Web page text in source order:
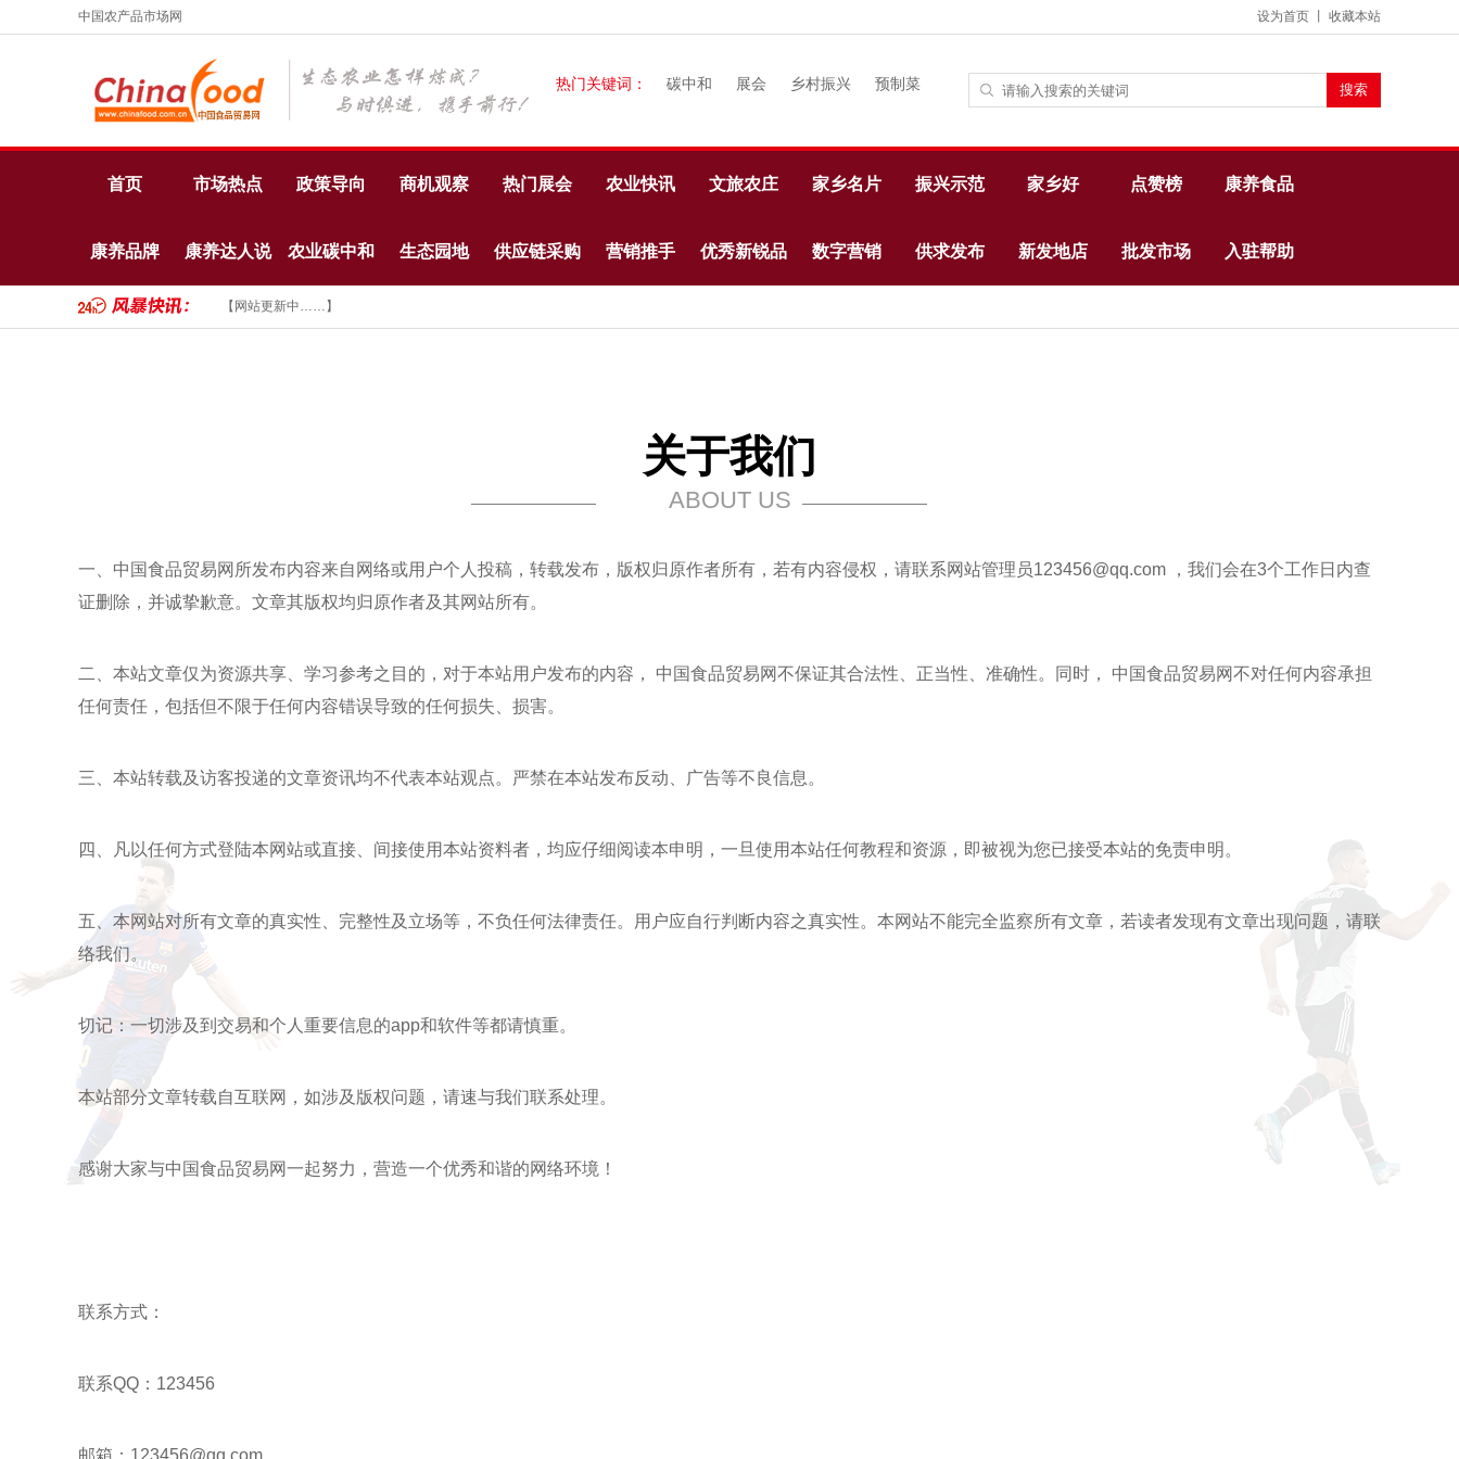
中国农产品市场网 设为首页 收藏本站
热门关键词： 碳中和 展会 乡村振兴 预制菜
首页 市场热点 政策导向 商机观察 热门展会 农业快讯 文旅农庄 家乡名片 振兴示范 家乡好 点赞榜 康养食品
康养品牌 康养达人说 农业碳中和 生态园地 供应链采购 营销推手 优秀新锐品 数字营销 供求发布 新发地店 批发市场 入驻帮助
【网站更新中……】
关于我们
ABOUT US
一、 中国食品贸易网 所发布内容来自网络或用户个人投稿，转载发布，版权归原作者所有，若有内容侵权，请联系网站管理员123456@qq.com ，我们会在3个工作日内查
证删除，并诚挚歉意。文章其版权均归原作者及其网站所有。
二、本站文章仅为资源共享、学习参考之目的，对于本站用户发布的内容， 中国食品贸易网不保证其合法性、正当性、准确性。同时， 中国食品贸易网不对任何内容承担
任何责任，包括但不限于任何内容错误导致的任何损失、损害。
三、本站转载及访客投递的文章资讯均不代表本站观点。严禁在本站发布反动、广告等不良信息。
四、凡以任何方式登陆本网站或直接、间接使用本站资料者，均应仔细阅读本申明，一旦使用本站任何教程和资源，即被视为您已接受本站的免责申明。
五、本网站对所有文章的真实性、完整性及立场等，不负任何法律责任。用户应自行判断内容之真实性。本网站不能完全监察所有文章，若读者发现有文章出现问题，请联
络我们。
切记：一切涉及到交易和个人重要信息的app和软件等都请慎重。
本站部分文章转载自互联网，如涉及版权问题，请速与我们联系处理。
感谢大家与中国食品贸易网一起努力，营造一个优秀和谐的网络环境！
联系方式：
联系QQ：123456